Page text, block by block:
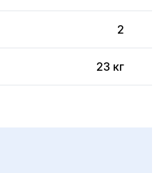
2
23 кг